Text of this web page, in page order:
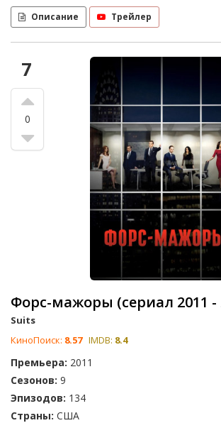
Описание Трейлер
7
0
Форс-мажоры (сериал 2011 -
Suits
КиноПоиск: 8.57 IMDB: 8.4
Премьера: 2011
Сезонов: 9
Эпизодов: 134
Страны: США